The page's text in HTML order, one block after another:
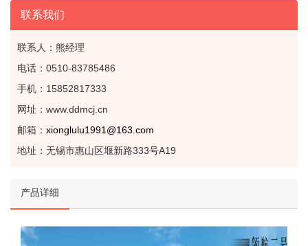
联系我们
联系人：熊经理
电话：0510-83785486
手机：15852817333
网址：www.ddmcj.cn
邮箱： xionglulu1991@163.com
地址：无锡市惠山区堰新路333号A19
产品详细